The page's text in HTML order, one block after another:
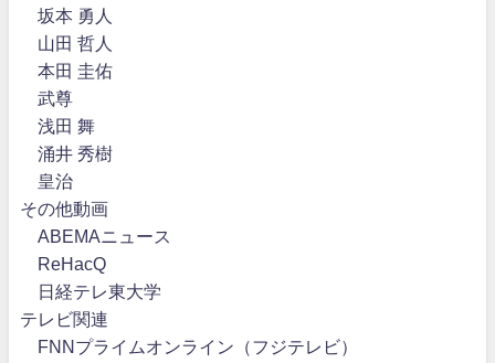
坂本 勇人
山田 哲人
本田 圭佑
武尊
浅田 舞
涌井 秀樹
皇治
その他動画
ABEMAニュース
ReHacQ
日経テレ東大学
テレビ関連
FNNプライムオンライン（フジテレビ）